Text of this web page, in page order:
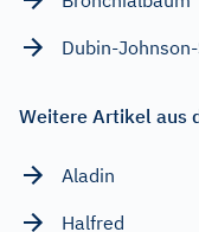
Dubin-
Weitere Artikel aus
Aladin
Halfred